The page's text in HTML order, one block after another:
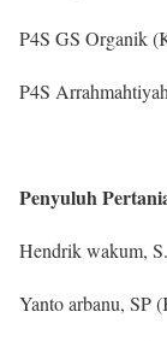
P4S GS Organik
P4S
Penyuluh
Hendrik wakum,
Yanto arbanu, SP